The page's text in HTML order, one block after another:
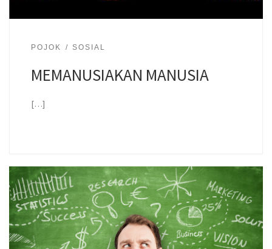
POJOK SOSIAL
MEMANUSIAKAN MANUSIA
[…]